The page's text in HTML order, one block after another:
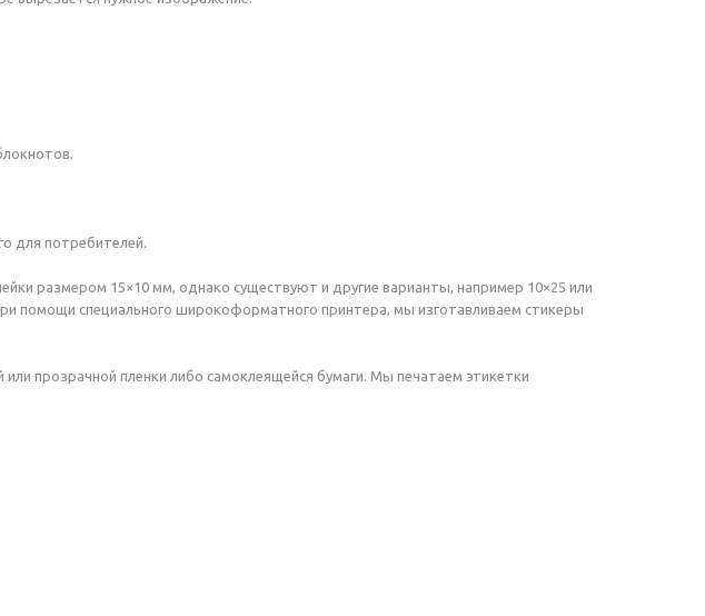
для потребителей.
размером 15×10 мм, однако существуют и другие варианты, например 10×25 или
помощи специального широкоформатного принтера, мы изготавливаем стикеры
прозрачной пленки либо самоклеящейся бумаги. Мы печатаем этикетки